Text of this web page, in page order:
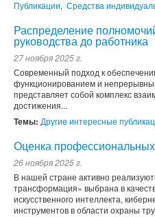
Публикации, Средства
Распределение
руководства до работника
27 ноября 2025 г.
Современный подход к
функционированием и
представляет собой комплекс
достижения...
Темы: Другие интересные
Оценка профессиональных
26 ноября 2025 г.
В нашей стране активно
трансформация» выбрана в
искусственного интеллекта,
инструментов в области охраны